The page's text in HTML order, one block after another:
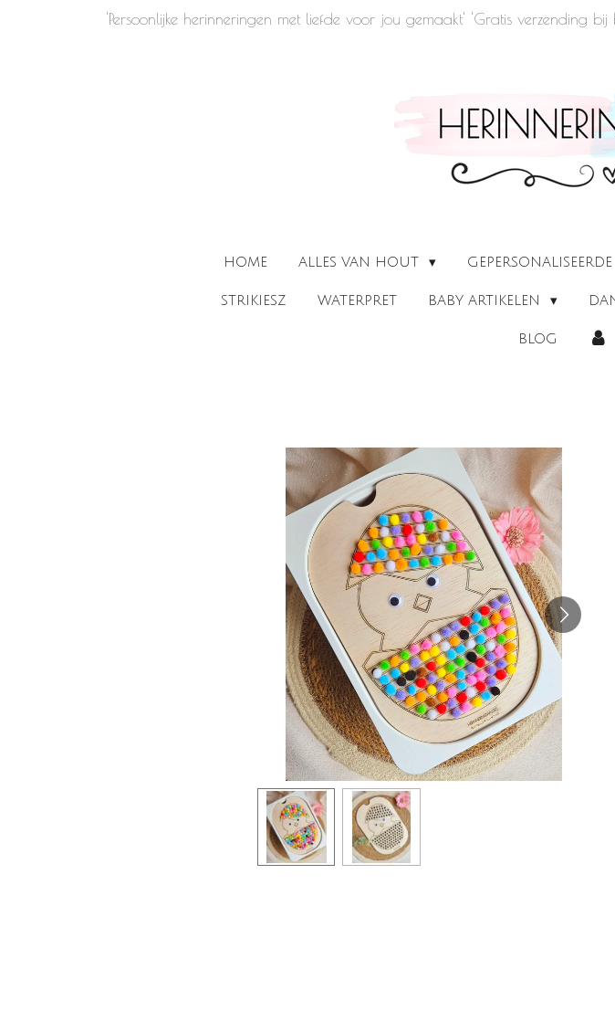
'Persoonlijke herinneringen met liefde voor jou gemaakt' 'Gratis verzending
HOME ALLES VAN HOUT
STRIKIESZ WATERPRET BABY ARTIKELEN
BLOG